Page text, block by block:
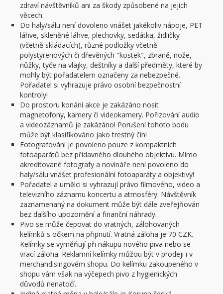
zdraví návštěvníků ani za škody způsobené na jejich
věcech.
Do haly/sálu není dovoleno vnášet jakékoliv nápoje, PET
láhve, skleněné láhve, plechovky, sedátka, židličky
(včetně skládacích), různé podložky včetně
polystyrenových či dřevěných "kostek", zbraně, nože,
nůžky, tyče na vlajky, deštníky a další předměty, které by
mohly být pořadatelem označeny za nebezpečné.
Pořadatel si vyhrazuje právo osobní bezpečnostní
kontroly!
Do prostoru konání akce je zakázáno nosit
magnetofony, kamery či videokamery. Pořizování audio
a videozáznamů je zakázáno! Porušení tohoto bodu
může být klasifikováno jako trestný čin!
Fotografování je povoleno pouze z kompaktních
fotoaparátů bez přídavného dlouhého objektivu. Mimo
akreditované fotografy a novináře není povoleno do
haly/sálu vnášet profesionální fotoaparáty a objektivy!
Pořadatel a umělci si vyhrazují právo filmového, video a
televizního záznamu koncertu a atmosféry. Návštěvník
zaznamenaný na dokument může být dále zveřejňován
bez dalšího upozornění a finanční náhrady.
Pivo se může čepovat do vratných, zálohovaných
kelímků s očkem na připnutí. Vratná záloha je 70 CZK.
Kelímky se vyměňují při nákupu nového piva nebo se
vrací záloha. Reklamní kelímky můžou být v prodeji i v
merchandisingovém shopu. Do kelímku zakoupeného v
shopu vám však na výčepech pivo z hygienických
důvodů nenatočí.